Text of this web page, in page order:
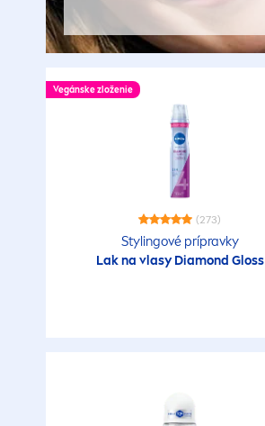
Vegánske zloženie
(273)
Stylingové prípravky
Lak na vlasy Diamond Gloss